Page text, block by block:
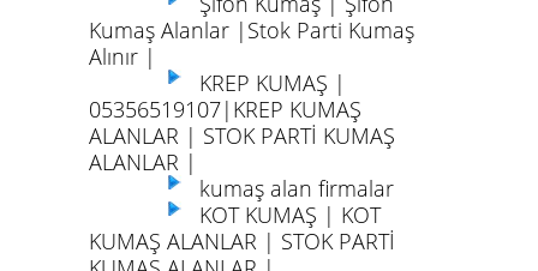
Kumaş Alanlar |Stok Parti Kumaş
Alınır |
KREP KUMAŞ |
05356519107|KREP KUMAŞ
ALANLAR | STOK PARTİ KUMAŞ
ALANLAR |
kumaş alan firmalar
KOT KUMAŞ | KOT
KUMAŞ ALANLAR | STOK PARTİ